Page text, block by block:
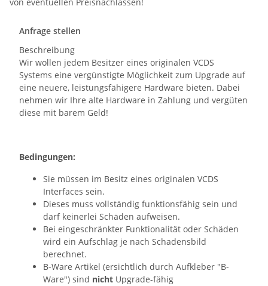
Anfrage stellen
Beschreibung
Wir wollen jedem Besitzer eines originalen VCDS
Systems eine vergünstigte Möglichkeit zum Upgrade auf
eine neuere, leistungsfähigere Hardware bieten. Dabei
nehmen wir Ihre alte Hardware in Zahlung und vergüten
diese mit barem Geld!
Bedingungen:
Sie müssen im Besitz eines originalen VCDS
Interfaces sein.
Dieses muss vollständig funktionsfähig sein und
darf keinerlei Schäden aufweisen.
Bei eingeschränkter Funktionalität oder Schäden
wird ein Aufschlag je nach Schadensbild
berechnet.
B-Ware Artikel (ersichtlich durch Aufkleber "B-
Ware") sind nicht Upgrade-fähig